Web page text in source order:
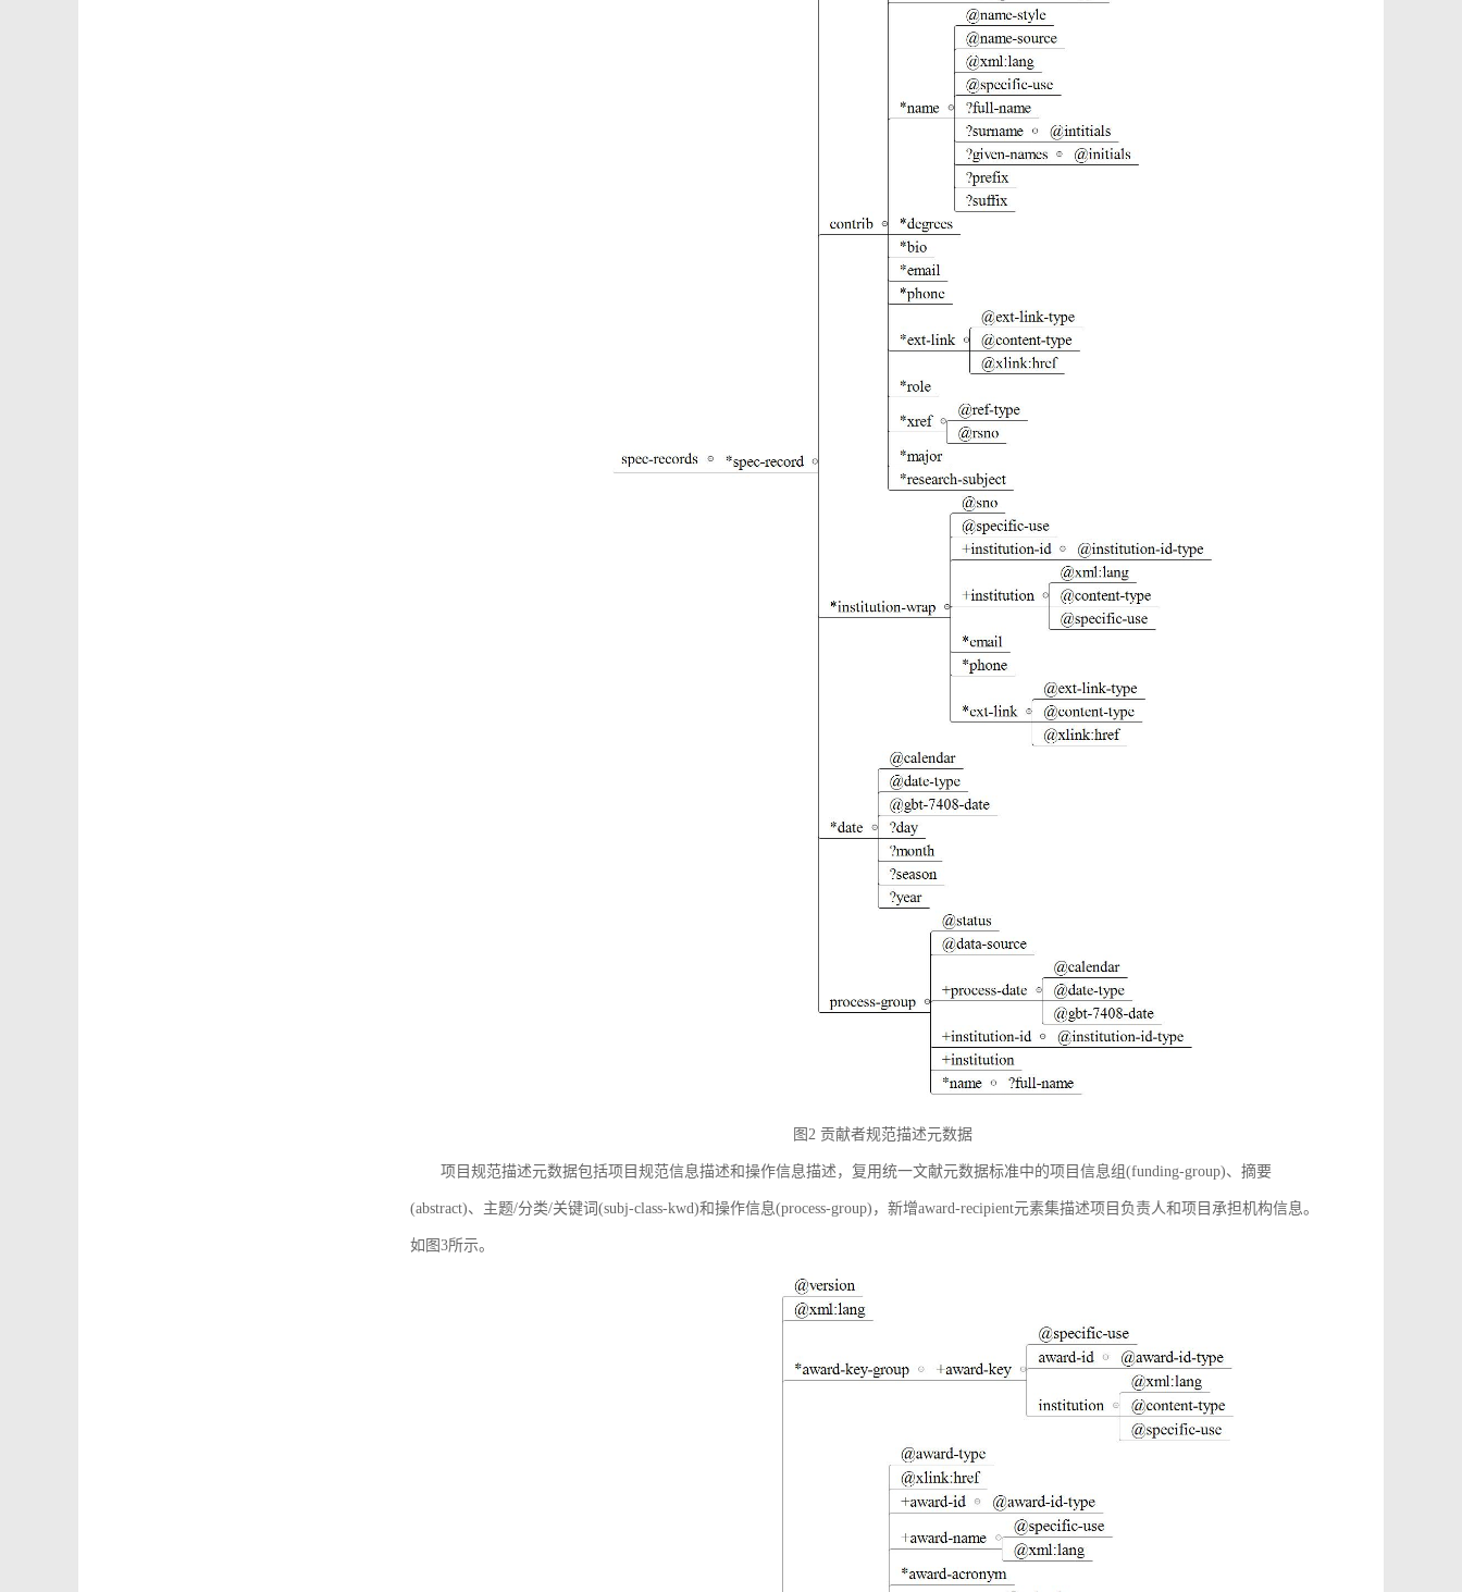
图2 贡献者规范描述元数据
项目规范描述元数据包括项目规范信息描述和操作信息描述，复用统一文献元数据标准中的项目信息组(funding-group)、摘要
(abstract)、主题/分类/关键词(subj-class-kwd)和操作信息(process-group)，新增award-recipient元素集描述项目负责人和项目承担机构信息。
如图3所示。